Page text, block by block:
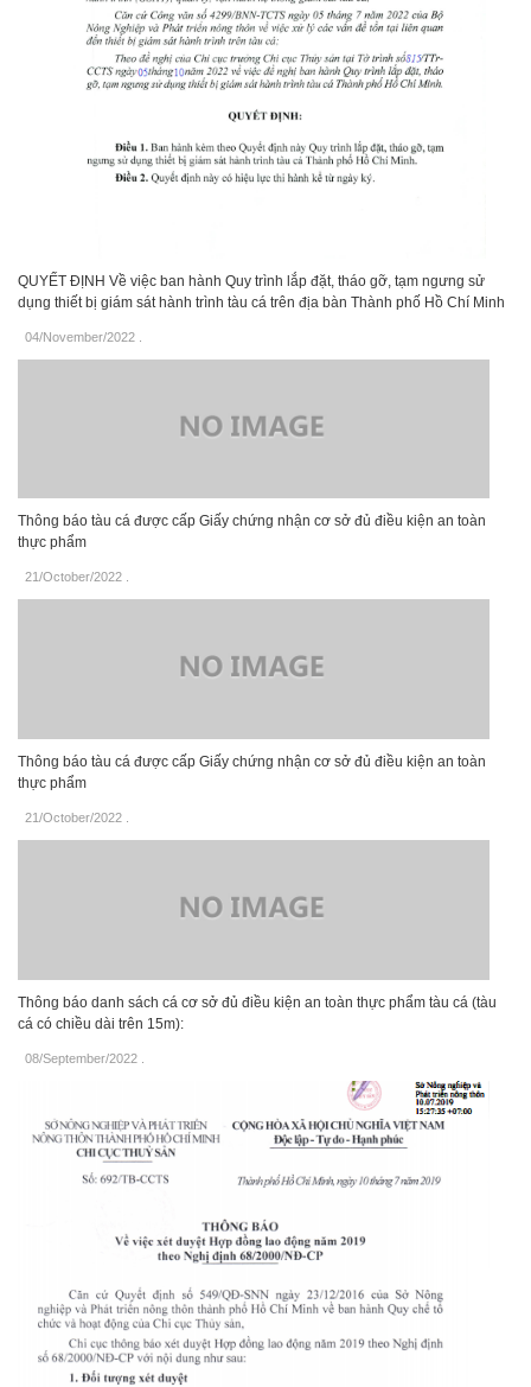
QUYẾT ĐỊNH Về việc ban hành Quy trình lắp đặt, tháo gỡ, tạm ngưng sử
dụng thiết bị giám sát hành trình tàu cá trên địa bàn Thành phố Hồ Chí Minh
04/November/2022
Thông báo tàu cá được cấp Giấy chứng nhận cơ sở đủ điều kiện an toàn
thực phẩm
21/October/2022 .
Thông báo tàu cá được cấp Giấy chứng nhận cơ sở đủ điều kiện an toàn
thực phẩm
21/October/2022
Thông báo danh sách cá cơ sở đủ điều kiện an toàn thực phẩm tàu cá (tàu
cá có chiều dài trên 15m):
08/September/2022